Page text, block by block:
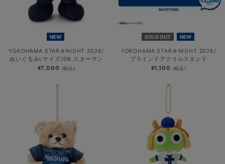
NEW
YOKOHAMA STAR☆NIGHT 2026/
ぬいぐるみLサイズ/DB.スターマン
¥7,000 (税込)
SOLD OUT NEW
YOKOHAMA STAR☆NIGHT 2026/
ブラインドアクリルスタンド
¥1,100 (税込)